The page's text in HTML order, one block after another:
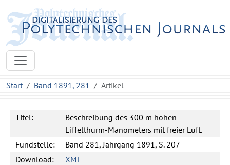
Start Band 1891, 281 Artikel
Titel:
Beschreibung des 300 m hohen
Eiffelthurm-Manometers mit freier Luft.
Fundstelle:
Band 281, Jahrgang 1891, S. 207
Download:
XML